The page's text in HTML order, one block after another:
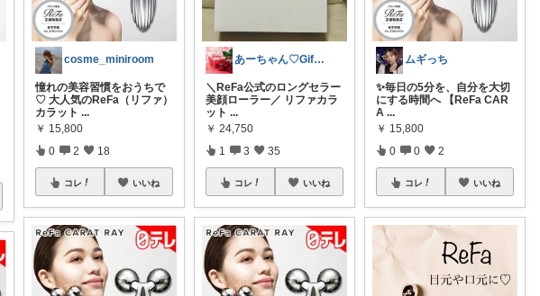
cosme_miniroom
憧れの美容習慣をおうちで
♡ 大人気のReFa（リファ）
カラット ...
￥ 15,800
0 2 18
コレ いいね
あーちゃん♡Giftで選びたい商品🌹
＼ReFa公式のロングセラー
美顔ローラー／ リファカラ
ット ...
￥ 24,750
1 3 35
コレ いいね
ムギっち
✨毎日の5分を、自分を大切
にする時間へ 【ReFa CAR
A ...
￥ 15,800
0 0 2
コレ いいね